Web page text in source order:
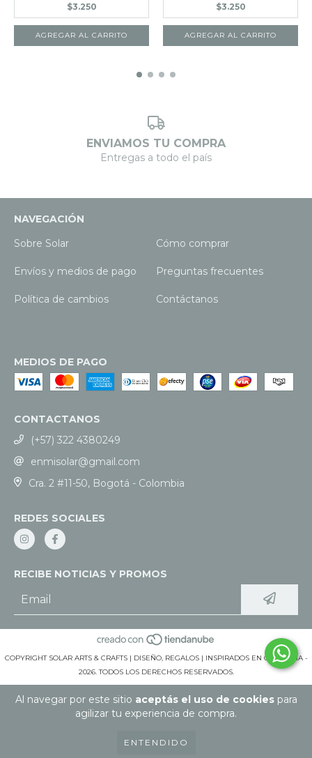
Al navegar por este sitio aceptás el uso de cookiespara
agilizar tu experiencia de compra.
ENTENDIDO
$3.250
$3.250
ENVIAMOS TU COMPRA
Entregas a todo el país
NAVEGACIÓN
Sobre Solar
Cómo comprar
Envíos y medios de pago Preguntas frecuentes
Política de cambios Contáctanos
MEDIOS DE PAGO
CONTACTANOS
(+57) 322 4380249
enmisolar@gmail.com
Cra. 2 #11-50, Bogotá - Colombia
REDES SOCIALES
RECIBE NOTICIAS Y PROMOS
COPYRIGHT SOLAR ARTS & CRAFTS | DISEÑO, REGALOS | INSPIRADOS EN COLOMBIA -
2026. TODOS LOS DERECHOS RESERVADOS.